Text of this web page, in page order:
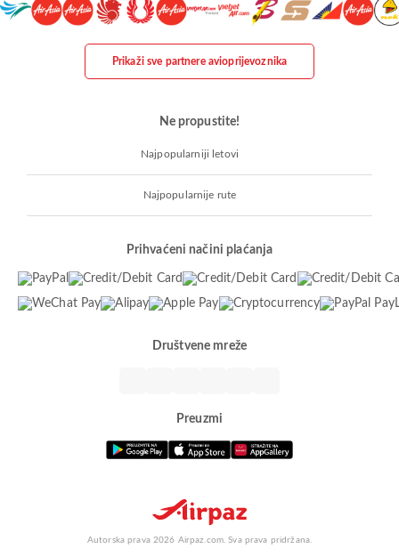
Prikaži sve partnere avioprijevoznika
Ne propustite!
Najpopularniji letovi
Najpopularnije rute
Prihvaćeni načini plaćanja
Društvene mreže
Preuzmi
Autorska prava 2026 Airpaz.com. Sva prava pridržana.